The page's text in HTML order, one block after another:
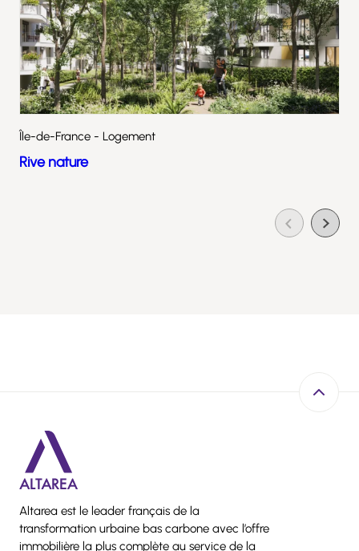
Île-de-France - Logement
Rive nature
Altarea est le leader français de la
transformation urbaine bas carbone avec l’offre
immobilière la plus complète au service de la
Retour